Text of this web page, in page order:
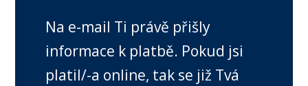
Na e-mail Ti právě přišly
informace k platbě. Pokud jsi
platil/-a online, tak se již Tvá